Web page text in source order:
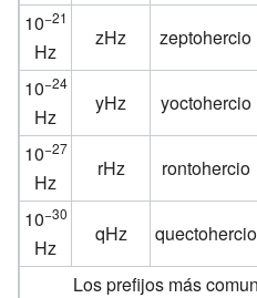
10−21
Hz
zHz zeptohercio
10−24
Hz
yHz yoctohercio
10−27
Hz
rHz rontohercio
10−30
Hz
qHz quectohercio
Los prefijos más